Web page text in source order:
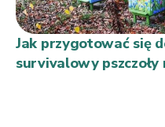
Jak przygotować się
survivalowy pszczoły